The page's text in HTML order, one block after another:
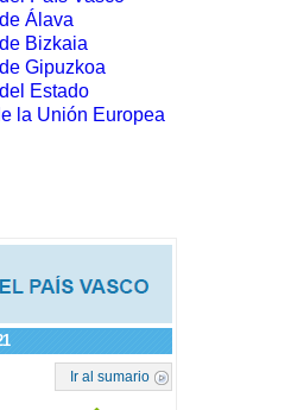
Ir al sumario
Álava
Bizkaia
Gipuzkoa
Estado
la Unión Europea